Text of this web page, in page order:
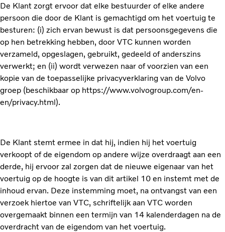
De Klant zorgt ervoor dat elke bestuurder of elke andere
persoon die door de Klant is gemachtigd om het voertuig te
besturen: (i) zich ervan bewust is dat persoonsgegevens die
op hen betrekking hebben, door VTC kunnen worden
verzameld, opgeslagen, gebruikt, gedeeld of anderszins
verwerkt; en (ii) wordt verwezen naar of voorzien van een
kopie van de toepasselijke privacyverklaring van de Volvo
groep (beschikbaar op https://www.volvogroup.com/en-
en/privacy.html).
De Klant stemt ermee in dat hij, indien hij het voertuig
verkoopt of de eigendom op andere wijze overdraagt aan een
derde, hij ervoor zal zorgen dat de nieuwe eigenaar van het
voertuig op de hoogte is van dit artikel 10 en instemt met de
inhoud ervan. Deze instemming moet, na ontvangst van een
verzoek hiertoe van VTC, schriftelijk aan VTC worden
overgemaakt binnen een termijn van 14 kalenderdagen na de
overdracht van de eigendom van het voertuig.